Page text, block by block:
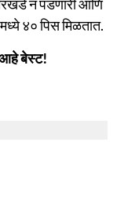
न पडणारी आणि
४० पिस मिळतात.
आहे बेस्ट!